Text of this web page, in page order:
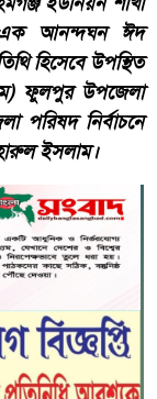
এক আনন্দঘন ঈদ
হিসেবে উপস্থিত
ফুলপুর উপজেলা
নির্বাচনে
ইসলাম।